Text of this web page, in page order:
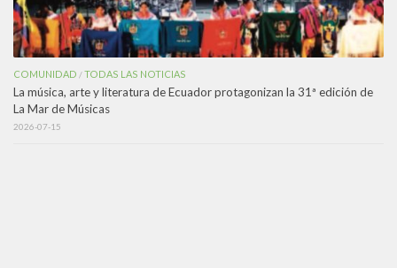
COMUNIDAD /TODAS LAS NOTICIAS
La música, arte y literatura de Ecuador protagonizan la 31ª edición de
La Mar de Músicas
2026-07-15